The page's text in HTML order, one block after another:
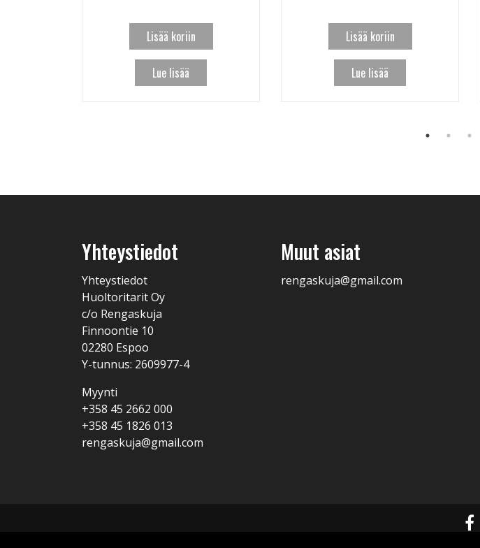
Lisää koriin
Lue lisää
Lisää koriin
Lue lisää
Yhteystiedot
Yhteystiedot
Huoltoritarit Oy
c/o Rengaskuja
Finnoontie 10
02280 Espoo
Y-tunnus: 2609977-4
Myynti
+358 45 2662 000
+358 45 1826 013
rengaskuja@gmail.com
Muut asiat
rengaskuja@gmail.com